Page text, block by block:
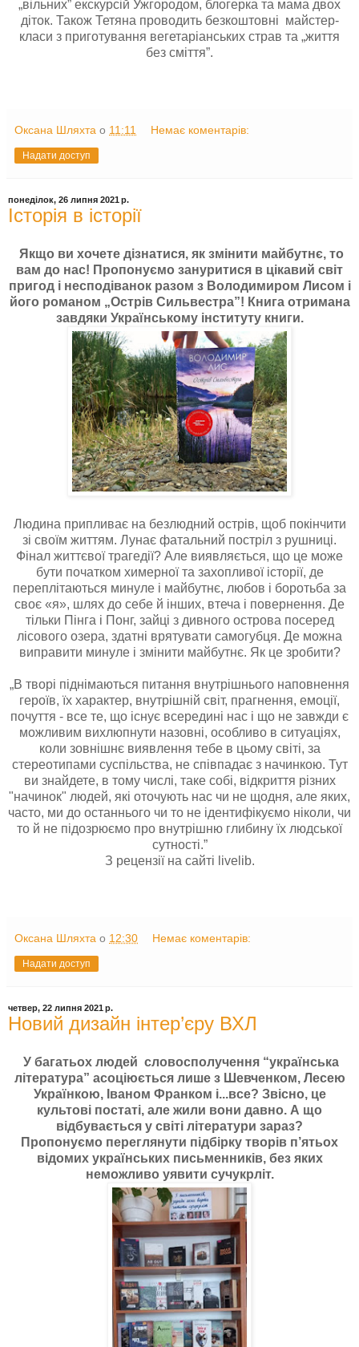
„вільних” екскурсій Ужгородом, блогерка та мама двох
діток. Також Тетяна проводить безкоштовні майстер-
класи з приготування вегетаріанських страв та „життя
без сміття”.
Оксана Шляхта о 11:11 Немає коментарів:
Надати доступ
понеділок, 26 липня 2021 р.
Історія в історії
Якщо ви хочете дізнатися, як змінити майбутнє, то
вам до нас! Пропонуємо зануритися в цікавий світ
пригод і несподіванок разом з Володимиром Лисом і
його романом „Острів Сильвестра”! Книга отримана
завдяки Українському інституту книги.
Людина припливає на безлюдний острів, щоб покінчити
зі своїм життям. Лунає фатальний постріл з рушниці.
Фінал життєвої трагедії? Але виявляється, що це може
бути початком химерної та захопливої історії, де
переплітаються минуле і майбутнє, любов і боротьба за
своє «я», шлях до себе й інших, втеча і повернення. Де
тільки Пінга і Понг, зайці з дивного острова посеред
лісового озера, здатні врятувати самогубця. Де можна
виправити минуле і змінити майбутнє. Як це зробити?
„В творі піднімаються питання внутрішнього наповнення
героїв, їх характер, внутрішній світ, прагнення, емоції,
почуття - все те, що існує всередині нас і що не завжди є
можливим вихлюпнути назовні, особливо в ситуаціях,
коли зовнішнє виявлення тебе в цьому світі, за
стереотипами суспільства, не співпадає з начинкою. Тут
ви знайдете, в тому числі, таке собі, відкриття різних
"начинок" людей, які оточують нас чи не щодня, але яких,
часто, ми до останнього чи то не ідентифікуємо ніколи, чи
то й не підозрюємо про внутрішню глибину їх людської
сутності.”
З рецензії на сайті livelib.
Оксана Шляхта о 12:30 Немає коментарів:
Надати доступ
четвер, 22 липня 2021 р.
Новий дизайн інтер’єру ВХЛ
У багатьох людей словосполучення “українська
література” асоціюється лише з Шевченком, Лесею
Українкою, Іваном Франком і...все? Звісно, це
культові постаті, але жили вони давно. А що
відбувається у світі літератури зараз?
Пропонуємо переглянути підбірку творів п’ятьох
відомих українських письменників, без яких
неможливо уявити сучукрліт.